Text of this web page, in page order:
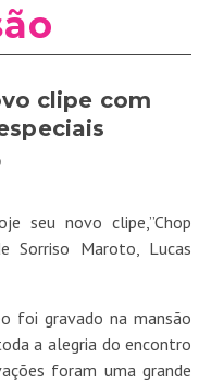
clipe com
seu novo clipe,”Chop
Sorriso Maroto, Lucas
foi gravado na mansão
a alegria do encontro
foram uma grande